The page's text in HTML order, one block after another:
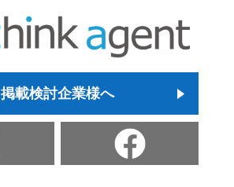
掲載検討企業様へ